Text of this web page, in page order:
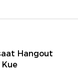
Hangout